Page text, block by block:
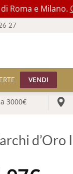
Roma e Milano.
27
VENDI
3000€
d’Oro